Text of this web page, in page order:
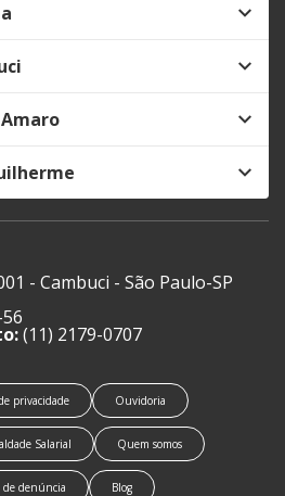
- Cambuci - São Paulo-SP
(11) 2179-0707
privacidade Ouvidoria
Salarial Quem somos
de denúncia Blog